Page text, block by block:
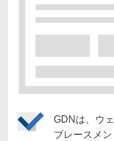
GDNは、ウ
プレースメ